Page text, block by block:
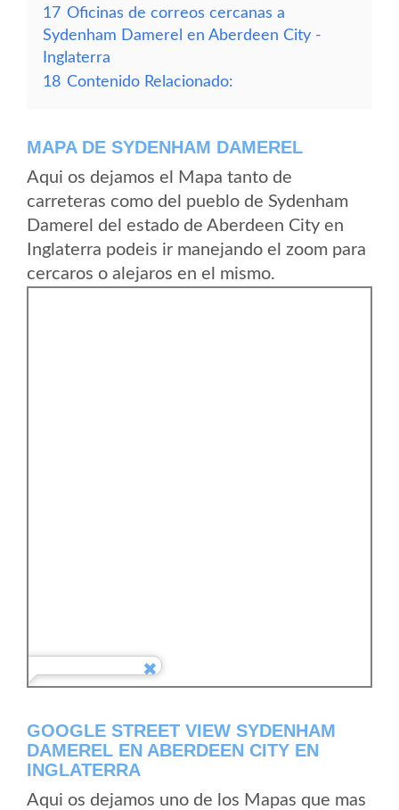
17 Oficinas de correos cercanas a
Sydenham Damerel en Aberdeen City -
Inglaterra
18 Contenido Relacionado:
MAPA DE SYDENHAM DAMEREL
Aqui os dejamos el Mapa tanto de
carreteras como del pueblo de Sydenham
Damerel del estado de Aberdeen City en
Inglaterra podeis ir manejando el zoom para
cercaros o alejaros en el mismo.
GOOGLE STREET VIEW SYDENHAM
DAMEREL EN ABERDEEN CITY EN
INGLATERRA
Aqui os dejamos uno de los Mapas que mas